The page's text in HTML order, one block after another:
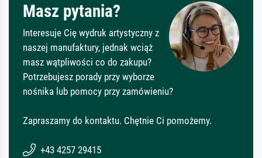
Masz pytania?
Interesuje Cię wydruk artystyczny z
naszej manufaktury, jednak wciąż
masz wątpliwości co do zakupu?
Potrzebujesz porady przy wyborze
nośnika lub pomocy przy zamówieniu?
Zapraszamy do kontaktu. Chętnie Ci pomożemy.
+43 4257 29415